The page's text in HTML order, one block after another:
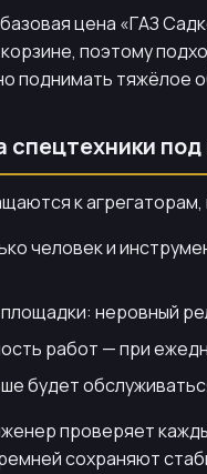
цена «ГАЗ
корзине, поэтому
поднимать
спецтехники
к
человек и
неровный
работ — при
будет
проверяет
сохраняют